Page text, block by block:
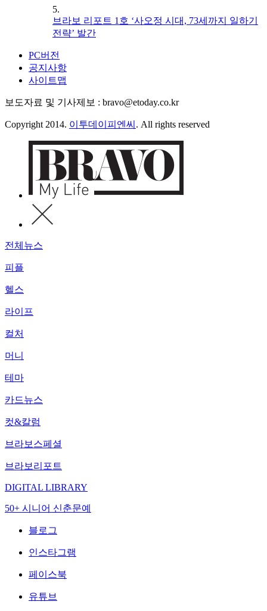
5.
브라보 리포트 1호 ‘사오정 시대, 73세까지 일하기
전략’ 발간
PC버전
공지사항
사이트맵
보도자료 및 기사제보 : bravo@etoday.co.kr
Copyright 2014. 이투데이피엔씨 . All rights reserved
전체뉴스
피플
헬스
라이프
컬처
머니
테마
카드뉴스
컷&칼럼
브라보스페셜
브라보리포트
DIGITAL LIBRARY
50+ 시니어 신춘문예
블로그
인스타그램
페이스북
유튜브